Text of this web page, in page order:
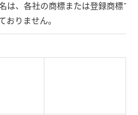
は、各社の商標または登録商標で
りません。